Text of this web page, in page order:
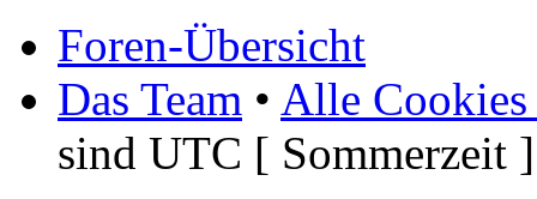
Foren-Übersicht
Das Team • Alle Cookies
sind UTC [ Sommerzeit ]